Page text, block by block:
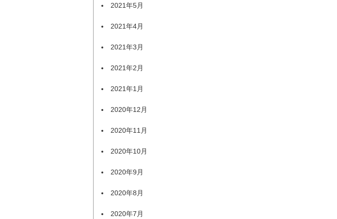
2021年5月
2021年4月
2021年3月
2021年2月
2021年1月
2020年12月
2020年11月
2020年10月
2020年9月
2020年8月
2020年7月